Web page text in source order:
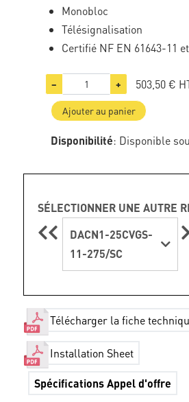
Monobloc
Télésignalisation
Certifié NF EN 61643-11
− + 503,50 €
Ajouter au panier
Disponibilité: Disponible
SÉLECTIONNER UNE AUTRE
DACN1-25CVGS-
11-275/SC
Télécharger la fiche
Installation Sheet
Spécifications Appel d'offre